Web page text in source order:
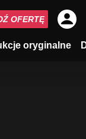
oryginalne
OFERTĘ